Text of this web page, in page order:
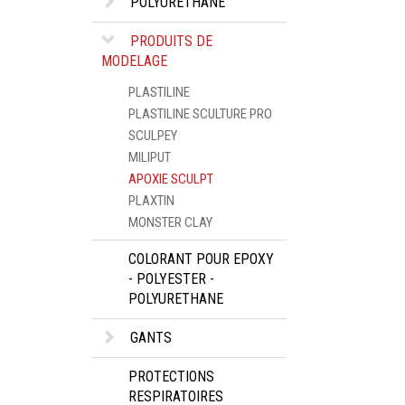
PRODUITS DE
MODELAGE
PLASTILINE
PLASTILINE SCULTURE PRO
SCULPEY
MILIPUT
APOXIE SCULPT
PLAXTIN
MONSTER CLAY
COLORANT POUR EPOXY
- POLYESTER -
POLYURETHANE
GANTS
PROTECTIONS
RESPIRATOIRES